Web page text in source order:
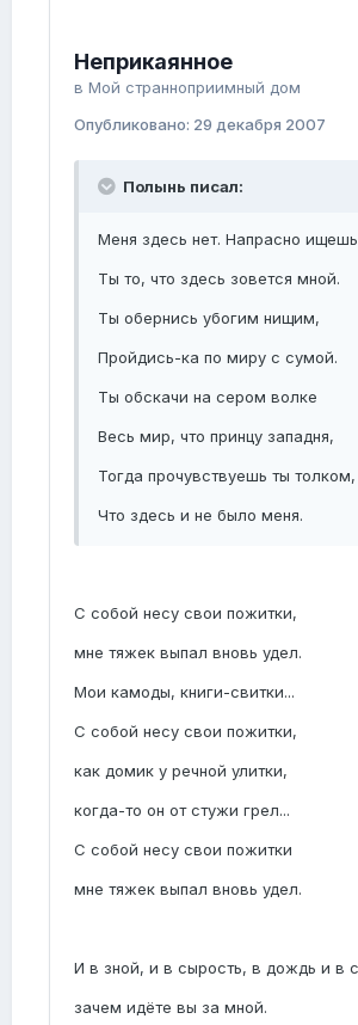
Неприкаянное
в Мой странноприимный дом
Опубликовано: 29 декабря 2007
Полынь писал:
Меня здесь нет. Напрасно ищешь
Ты то, что здесь зовется мной.
Ты обернись убогим нищим,
Пройдись-ка по миру с сумой.
Ты обскачи на сером волке
Весь мир, что принцу западня,
Тогда прочувствуешь ты толком,
Что здесь и не было меня.
С собой несу свои пожитки,
мне тяжек выпал вновь удел.
Мои камоды, книги-свитки...
С собой несу свои пожитки,
как домик у речной улитки,
когда-то он от стужи грел...
С собой несу свои пожитки
мне тяжек выпал вновь удел.
И в зной, и в сырость, в дождь и в
зачем идёте вы за мной.